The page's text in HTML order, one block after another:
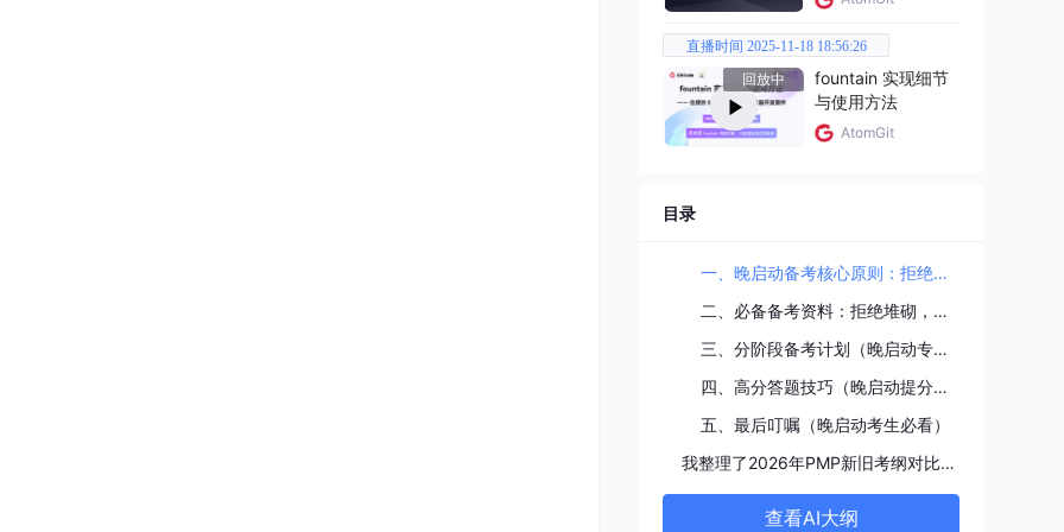
直播时间 2025-11-18 18:56:26
回放中
fountain 实现细节
与使用方法
AtomGit
目录
一、晚启动备考核心原则：拒绝内耗，抓大放小（重中之重）
二、必备备考资料：拒绝堆砌，精选3类就够（晚启动高效神器）
三、分阶段备考计划（晚启动专属，每天2-3小时，可直接照搬）
四、高分答题技巧（晚启动提分关键，多拿10-20分）
五、最后叮嘱（晚启动考生必看）
我整理了2026年PMP新旧考纲对比表和备考资料包，需要的朋友可以评论领取
查看AI大纲